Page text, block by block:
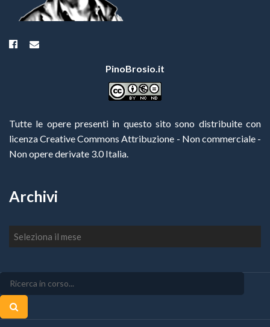
PinoBrosio.it
Tutte le opere presenti in questo sito sono distribuite con
licenza Creative Commons Attribuzione - Non commerciale -
Non opere derivate 3.0 Italia.
Archivi
Archivi